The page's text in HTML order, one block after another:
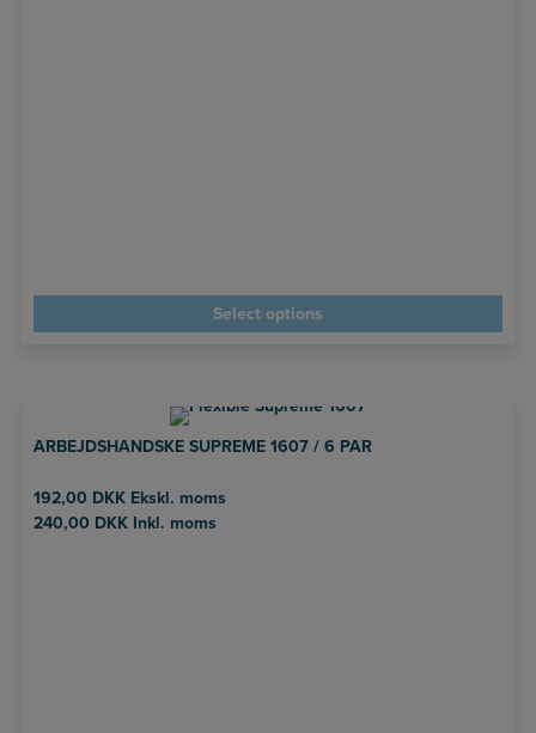
Select options
ARBEJDSHANDSKE SUPREME 1607 / 6 PAR
192,00 DKKEkskl. moms
240,00 DKKInkl. moms